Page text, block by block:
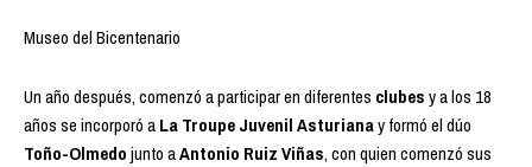
Museo del Bicentenario
Un año después, comenzó a participar en diferentes clubesy a los 18
años se incorporó aLa Troupe Juvenil Asturianay formó el dúo
Toño-Olmedojunto aAntonio Ruiz Viñas, con quien comenzó sus